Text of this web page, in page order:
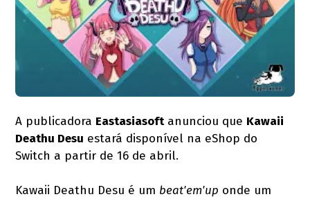
A publicadora Eastasiasoftanunciou que Kawaii
Deathu Desu estará disponível na eShop do
Switch a partir de 16 de abril.
Kawaii Deathu Desu é um beat'em'up onde um